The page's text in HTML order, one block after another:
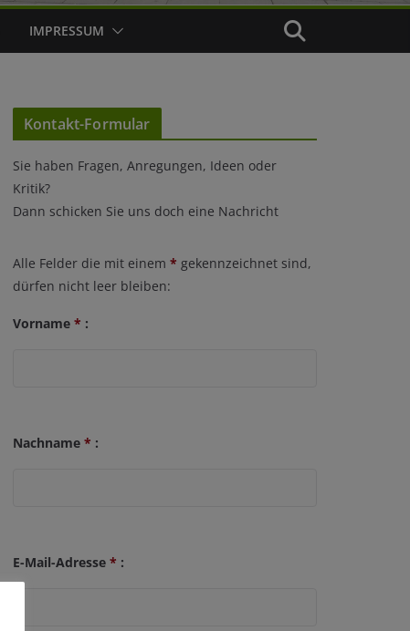
IMPRESSUM
Kontakt-Formular
Sie haben Fragen, Anregungen, Ideen oder
Kritik?
Dann schicken Sie uns doch eine Nachricht
Alle Felder die mit einem * gekennzeichnet sind,
dürfen nicht leer bleiben:
Vorname * :
Nachname * :
E-Mail-Adresse * :